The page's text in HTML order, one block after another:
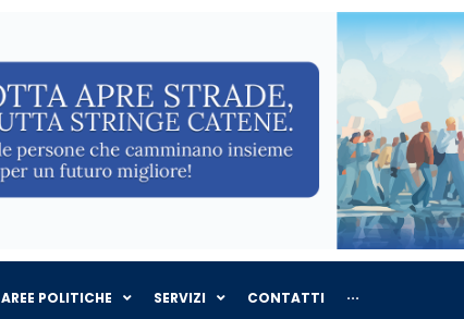
AREE POLITICHE SERVIZI CONTATTI ···